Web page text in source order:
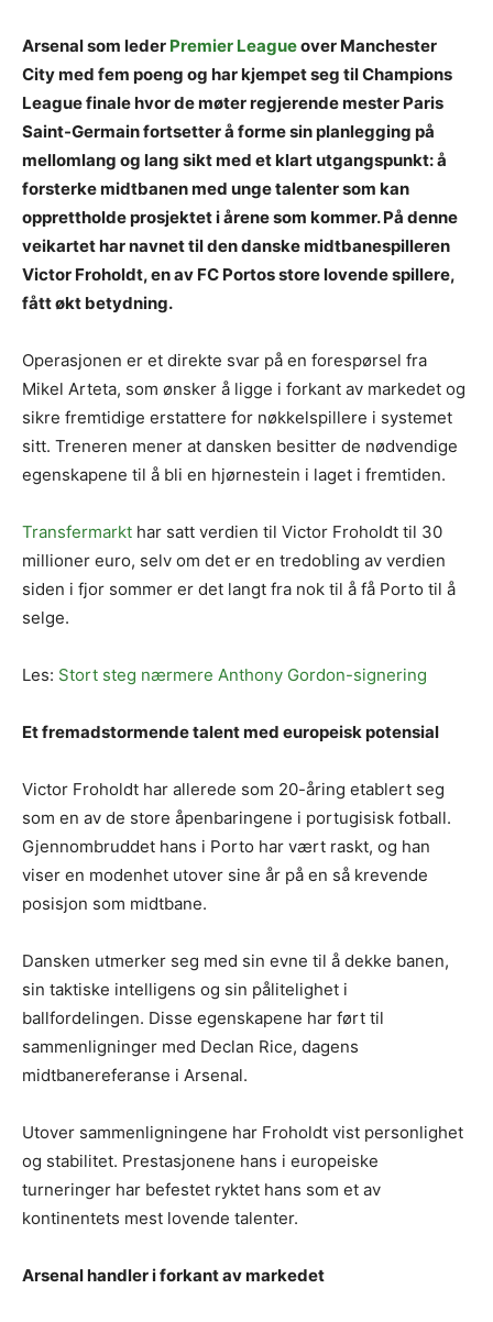
Arsenal som leder Premier Leagueover Manchester
City med fem poeng og har kjempet seg til Champions
League finale hvor de møter regjerende mester Paris
Saint-Germain fortsetter å forme sin planlegging på
mellomlang og lang sikt med et klart utgangspunkt: å
forsterke midtbanen med unge talenter som kan
opprettholde prosjektet i årene som kommer. På denne
veikartet har navnet til den danske midtbanespilleren
Victor Froholdt, en av FC Portos store lovende spillere,
fått økt betydning.
Operasjonen er et direkte svar på en forespørsel fra
Mikel Arteta, som ønsker å ligge i forkant av markedet og
sikre fremtidige erstattere for nøkkelspillere i systemet
sitt. Treneren mener at dansken besitter de nødvendige
egenskapene til å bli en hjørnestein i laget i fremtiden.
Transfermarkt har satt verdien til Victor Froholdt til 30
millioner euro, selv om det er en tredobling av verdien
siden i fjor sommer er det langt fra nok til å få Porto til å
selge.
Les: Stort steg nærmere Anthony Gordon-signering
Et fremadstormende talent med europeisk potensial
Victor Froholdt har allerede som 20-åring etablert seg
som en av de store åpenbaringene i portugisisk fotball.
Gjennombruddet hans i Porto har vært raskt, og han
viser en modenhet utover sine år på en så krevende
posisjon som midtbane.
Dansken utmerker seg med sin evne til å dekke banen,
sin taktiske intelligens og sin pålitelighet i
ballfordelingen. Disse egenskapene har ført til
sammenligninger med Declan Rice, dagens
midtbanereferanse i Arsenal.
Utover sammenligningene har Froholdt vist personlighet
og stabilitet. Prestasjonene hans i europeiske
turneringer har befestet ryktet hans som et av
kontinentets mest lovende talenter.
Arsenal handler i forkant av markedet